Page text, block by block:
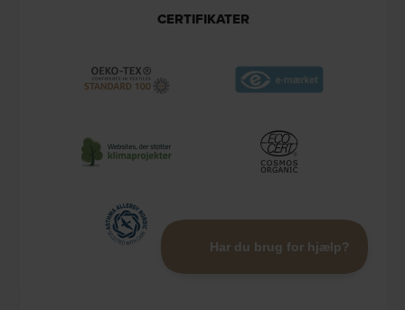
CERTIFIKATER